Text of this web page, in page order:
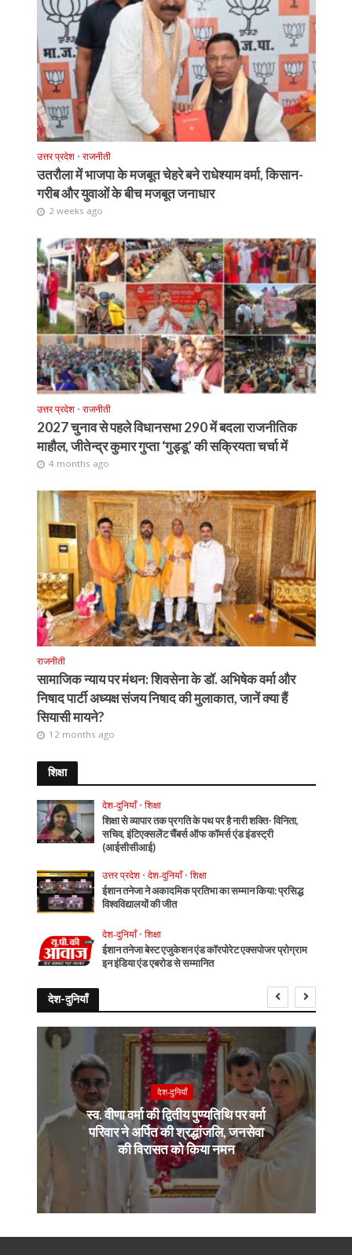
उत्तर प्रदेश • राजनीती
उतरौला में भाजपा के मजबूत चेहरे बने राधेश्याम वर्मा, किसान-
गरीब और युवाओं के बीच मजबूत जनाधार
2 weeks ago
उत्तर प्रदेश • राजनीती
2027 चुनाव से पहले विधानसभा 290 में बदला राजनीतिक
माहौल, जीतेन्द्र कुमार गुप्ता ‘गुड्डू’ की सक्रियता चर्चा में
4 months ago
राजनीती
सामाजिक न्याय पर मंथन: शिवसेना के डॉ. अभिषेक वर्मा और
निषाद पार्टी अध्यक्ष संजय निषाद की मुलाकात, जानें क्या हैं
सियासी मायने?
12 months ago
शिक्षा
देश-दुनियाँ • शिक्षा
शिक्षा से व्यापार तक प्रगति के पथ पर है नारी शक्ति- विनिता,
सचिव, इंटिएक्सलेंट चैंबर्स ऑफ कॉमर्स एंड इंडस्ट्री
(आईसीसीआई)
उत्तर प्रदेश • देश-दुनियाँ • शिक्षा
ईशान तनेजा ने अकादमिक प्रतिभा का सम्मान किया: प्रसिद्ध
विश्वविद्यालयों की जीत
देश-दुनियाँ • शिक्षा
ईशान तनेजा बेस्ट एजुकेशन एंड कॉरपोरेट एक्सपोजर प्रोग्राम
इन इंडिया एंड एबरोड से सम्मानित
देश-दुनियाँ
देश-दुनियाँ
स्व. वीणा वर्मा की द्वितीय पुण्यतिथि पर वर्मा
परिवार ने अर्पित की श्रद्धांजलि, जनसेवा
की विरासत को किया नमन